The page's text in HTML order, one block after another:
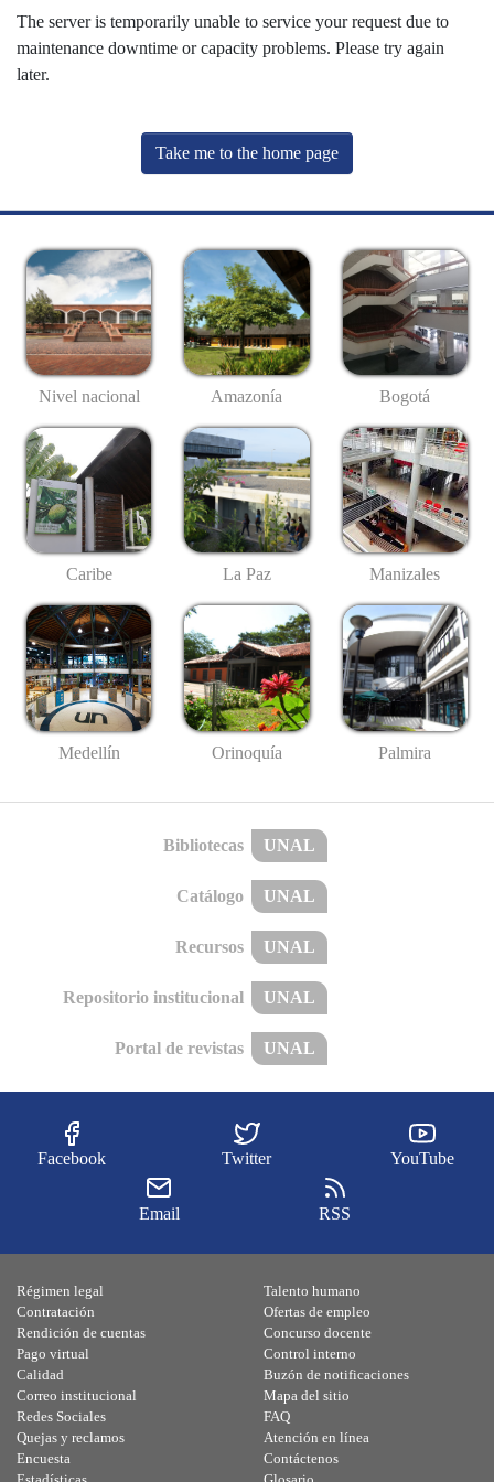
The server is temporarily unable to service your request due to
maintenance downtime or capacity problems. Please try again
later.
Take me to the home page
Nivel nacional Amazonía Bogotá
Caribe La Paz Manizales
Medellín Orinoquía Palmira
Bibliotecas UNAL
Catálogo UNAL
Recursos UNAL
Repositorio institucional UNAL
Portal de revistas UNAL
Facebook Twitter YouTube
Email RSS
Régimen legal
Contratación
Rendición de cuentas
Pago virtual
Calidad
Talento humano
Ofertas de empleo
Concurso docente
Control interno
Buzón de notificaciones
Correo institucional
Redes Sociales
Quejas y reclamos
Encuesta
Mapa del sitio
FAQ
Atención en línea
Contáctenos